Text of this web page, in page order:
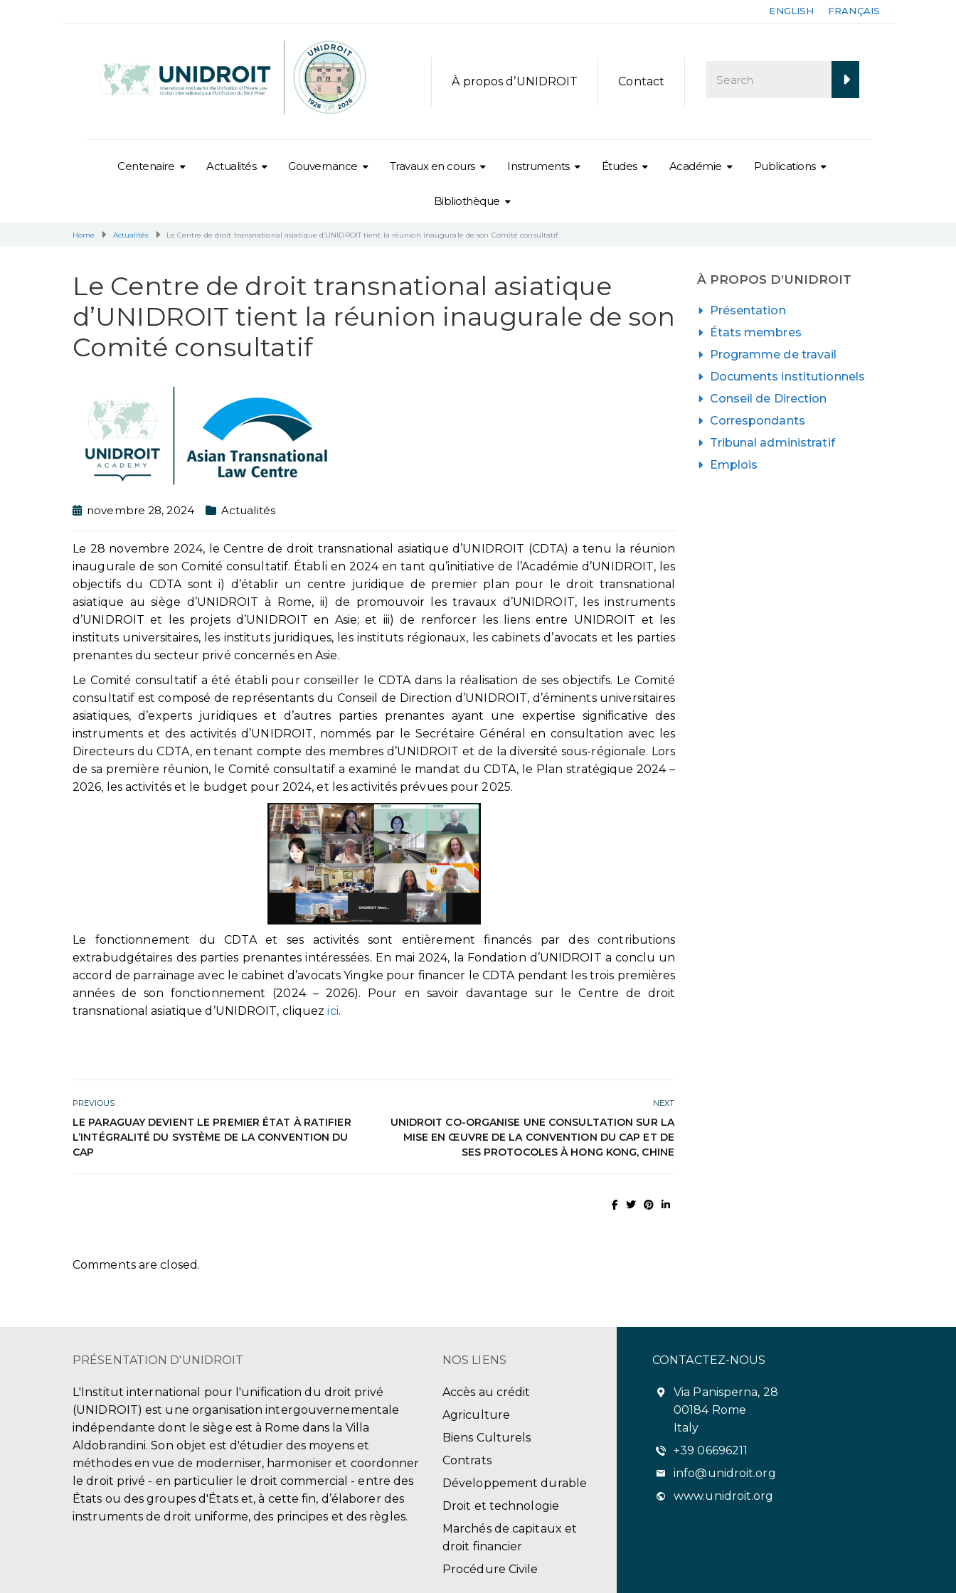
ENGLISH FRANÇAIS
À propos d’UNIDROIT Contact
Centenaire Actualités Gouvernance Travaux en cours Instruments Études Académie Publications
Bibliothèque
Home Actualités Le Centre de droit transnational asiatique d’UNIDROIT tient la réunion inaugurale de son Comité consultatif
Le Centre de droit transnational asiatique
d’UNIDROIT tient la réunion inaugurale de son
Comité consultatif
novembre 28, 2024 Actualités
Le 28 novembre 2024, le Centre de droit transnational asiatique d’UNIDROIT (CDTA) a tenu la réunion
inaugurale de son Comité consultatif. Établi en 2024 en tant qu’initiative de l’Académie d’UNIDROIT, les
objectifs du CDTA sont i) d’établir un centre juridique de premier plan pour le droit transnational
asiatique au siège d’UNIDROIT à Rome, ii) de promouvoir les travaux d’UNIDROIT, les instruments
d’UNIDROIT et les projets d’UNIDROIT en Asie; et iii) de renforcer les liens entre UNIDROIT et les
instituts universitaires, les instituts juridiques, les instituts régionaux, les cabinets d’avocats et les parties
prenantes du secteur privé concernés en Asie.
Le Comité consultatif a été établi pour conseiller le CDTA dans la réalisation de ses objectifs. Le Comité
consultatif est composé de représentants du Conseil de Direction d’UNIDROIT, d’éminents universitaires
asiatiques, d’experts juridiques et d’autres parties prenantes ayant une expertise significative des
instruments et des activités d’UNIDROIT, nommés par le Secrétaire Général en consultation avec les
Directeurs du CDTA, en tenant compte des membres d’UNIDROIT et de la diversité sous-régionale. Lors
de sa première réunion, le Comité consultatif a examiné le mandat du CDTA, le Plan stratégique 2024 –
2026, les activités et le budget pour 2024, et les activités prévues pour 2025.
Le fonctionnement du CDTA et ses activités sont entièrement financés par des contributions
extrabudgétaires des parties prenantes intéressées. En mai 2024, la Fondation d’UNIDROIT a conclu un
accord de parrainage avec le cabinet d’avocats Yingke pour financer le CDTA pendant les trois premières
années de son fonctionnement (2024 – 2026). Pour en savoir davantage sur le Centre de droit
transnational asiatique d’UNIDROIT, cliquezici.
PREVIOUS
LE PARAGUAY DEVIENT LE PREMIER ÉTAT À RATIFIER
L’INTÉGRALITÉ DU SYSTÈME DE LA CONVENTION DU
CAP
NEXT
UNIDROIT CO-ORGANISE UNE CONSULTATION SUR LA
MISE EN ŒUVRE DE LA CONVENTION DU CAP ET DE
SES PROTOCOLES À HONG KONG, CHINE
Comments are closed.
À PROPOS D’UNIDROIT
Présentation
États membres
Programme de travail
Documents institutionnels
Conseil de Direction
Correspondants
Tribunal administratif
Emplois
PRÉSENTATION D'UNIDROIT
L'Institut international pour l'unification du droit privé
(UNIDROIT) est une organisation intergouvernementale
indépendante dont le siège est à Rome dans la Villa
Aldobrandini. Son objet est d'étudier des moyens et
méthodes en vue de moderniser, harmoniser et coordonner
le droit privé - en particulier le droit commercial - entre des
États ou des groupes d'États et, à cette fin, d’élaborer des
instruments de droit uniforme, des principes et des règles.
NOS LIENS
Accès au crédit
Agriculture
Biens Culturels
Contrats
Développement durable
Droit et technologie
Marchés de capitaux et
droit financier
Procédure Civile
CONTACTEZ-NOUS
Via Panisperna, 28
00184 Rome
Italy
+39 06696211
info@unidroit.org
www.unidroit.org